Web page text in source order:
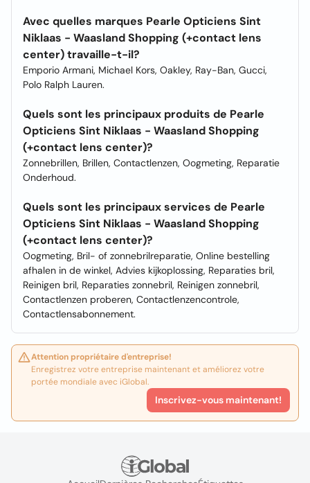
Avec quelles marques Pearle Opticiens Sint
Niklaas - Waasland Shopping (+contact lens
center) travaille-t-il?
Emporio Armani, Michael Kors, Oakley, Ray-Ban, Gucci,
Polo Ralph Lauren.
Quels sont les principaux produits de Pearle
Opticiens Sint Niklaas - Waasland Shopping
(+contact lens center)?
Zonnebrillen, Brillen, Contactlenzen, Oogmeting, Reparatie
Onderhoud.
Quels sont les principaux services de Pearle
Opticiens Sint Niklaas - Waasland Shopping
(+contact lens center)?
Oogmeting, Bril- of zonnebrilreparatie, Online bestelling
afhalen in de winkel, Advies kijkoplossing, Reparaties bril,
Reinigen bril, Reparaties zonnebril, Reinigen zonnebril,
Contactlenzen proberen, Contactlenzencontrole,
Contactlensabonnement.
Attention propriétaire d'entreprise!
Enregistrez votre entreprise maintenant et améliorez votre
portée mondiale avec iGlobal.
Inscrivez-vous maintenant!